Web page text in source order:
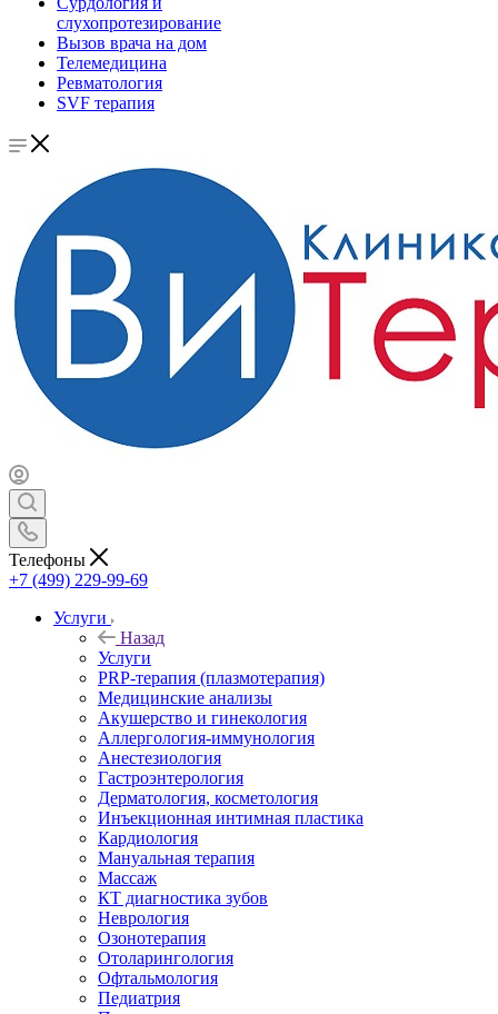
слухопротезирование
Вызов врача на дом
Телемедицина
Ревматология
SVF терапия
Телефоны
+7 (499) 229-99-69
Услуги
Назад
Услуги
PRP-терапия (плазмотерапия)
Медицинские анализы
Акушерство и гинекология
Аллергология-иммунология
Анестезиология
Гастроэнтерология
Дерматология, косметология
Инъекционная интимная пластика
Кардиология
Мануальная терапия
Массаж
КТ диагностика зубов
Неврология
Озонотерапия
Отоларингология
Офтальмология
Педиатрия